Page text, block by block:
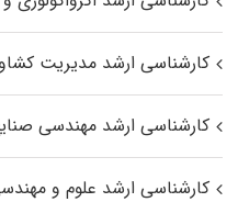
کارشناسی ارشد مدیریت
کارشناسی ارشد مهندسی
کارشناسی ارشد علوم و